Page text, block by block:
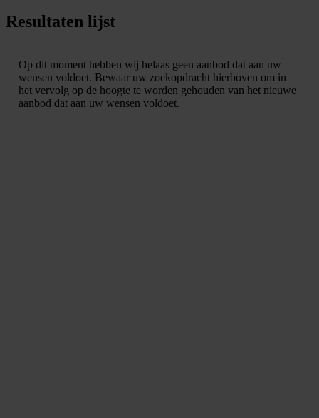
Resultaten lijst
Op dit moment hebben wij helaas geen aanbod dat aan uw
wensen voldoet. Bewaar uw zoekopdracht hierboven om in
het vervolg op de hoogte te worden gehouden van het nieuwe
aanbod dat aan uw wensen voldoet.